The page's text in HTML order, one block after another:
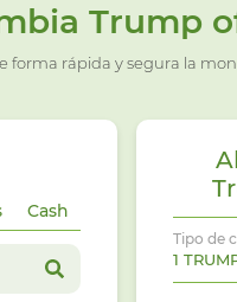
Trump
forma rápida y segura la
Cash
Tipo de
1